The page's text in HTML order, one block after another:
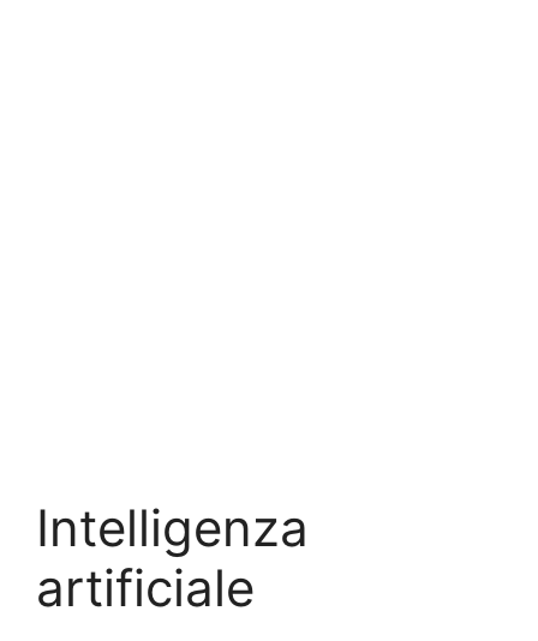
Intelligenza
artificiale